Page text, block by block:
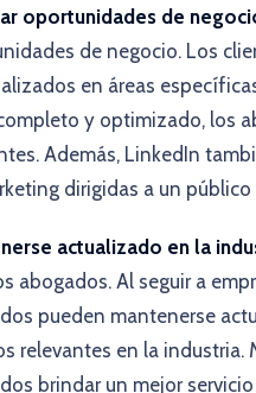
oportunidades de
de negocio. Los
en áreas
y optimizado, los
Además, LinkedIn
dirigidas a un
actualizado en la
abogados. Al seguir a
pueden mantenerse
relevantes en la industria.
brindar un mejor